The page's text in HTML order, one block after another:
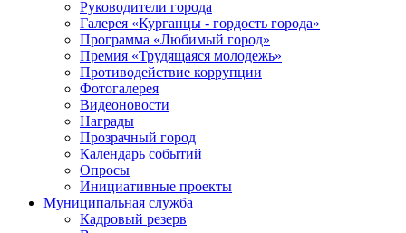
Руководители города
Галерея «Курганцы - гордость города»
Программа «Любимый город»
Премия «Трудящаяся молодежь»
Противодействие коррупции
Фотогалерея
Видеоновости
Награды
Прозрачный город
Календарь событий
Опросы
Инициативные проекты
Муниципальная служба
Кадровый резерв